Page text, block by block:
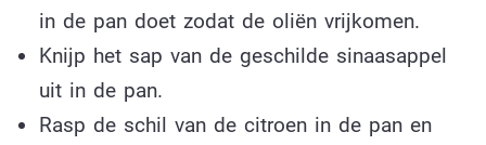
in de pan doet zodat de oliën vrijkomen.
Knijp het sap van de geschilde sinaasappel
uit in de pan.
Rasp de schil van de citroen in de pan en